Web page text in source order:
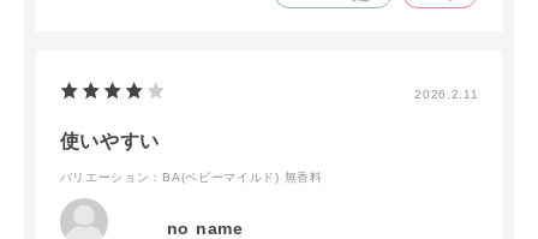
2026.2.11
使いやすい
バリエーション：BA(ベビーマイルド) 無香料
no name